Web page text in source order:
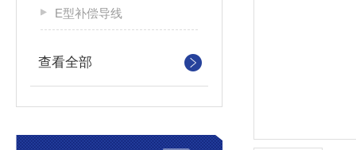
E型补偿导线
查看全部